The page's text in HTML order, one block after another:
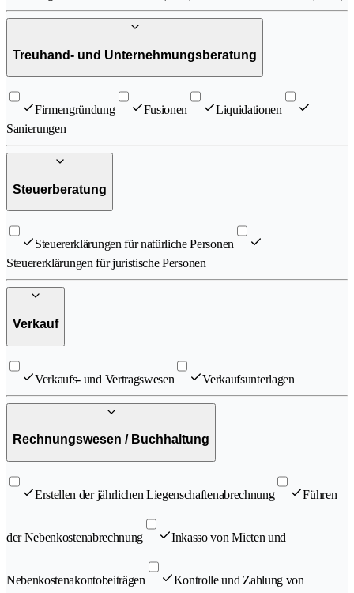
Treuhand- und Unternehmungsberatung
Firmengründung Fusionen
Liquidationen
Sanierungen
Steuerberatung
Steuererklärungen für natürliche Personen
Steuererklärungen für juristische Personen
Verkauf
Verkaufs- und Vertragswesen Verkaufsunterlagen
Rechnungswesen / Buchhaltung
Erstellen der jährlichen Liegenschaftenabrechnung Führen
der Nebenkostenabrechnung Inkasso von Mieten und
Nebenkostenakontobeiträgen Kontrolle und Zahlung von